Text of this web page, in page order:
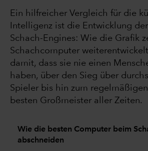
Ein hilfreicher Vergleich für die
Intelligenz ist die Entwicklung
Schach-Engines: Wie die Grafik
Schachcomputer
damit, dass sie nie einen
haben, über den Sieg über
Spieler bis hin zum
besten Großmeister aller Zeiten.
Wie die besten Computer beim
abschneiden